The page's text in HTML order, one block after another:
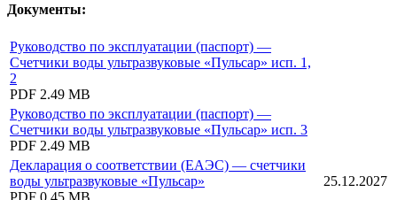
Документы:
Руководство по эксплуатации (паспорт) —
Счетчики воды ультразвуковые «Пульсар» исп. 1,
2
PDF 2.49 MB
Руководство по эксплуатации (паспорт) —
Счетчики воды ультразвуковые «Пульсар» исп. 3
PDF 2.49 MB
Декларация о соответствии (ЕАЭС) — счетчики
воды ультразвуковые «Пульсар»
PDF 0.45 MB
25.12.2027